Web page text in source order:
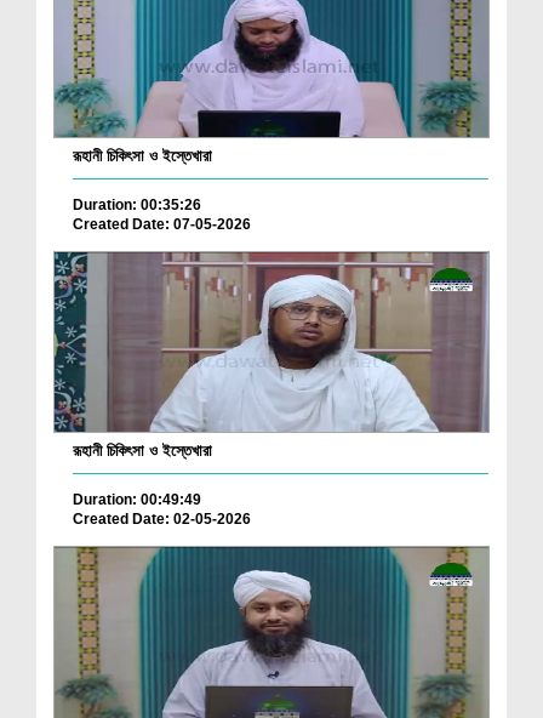
রূহানী চিকিৎসা ও ইস্তেখারা
Duration: 00:35:26
Created Date: 07-05-2026
রূহানী চিকিৎসা ও ইস্তেখারা
Duration: 00:49:49
Created Date: 02-05-2026